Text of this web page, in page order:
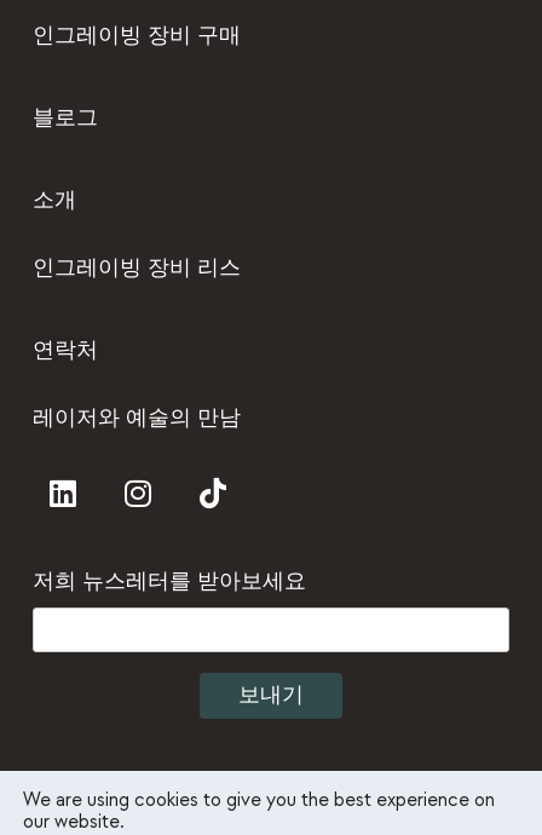
인그레이빙 장비 구매
블로그
소개
인그레이빙 장비 리스
연락처
레이저와 예술의 만남
저희 뉴스레터를 받아보세요
We are using cookies to give you the best experience on
our website.